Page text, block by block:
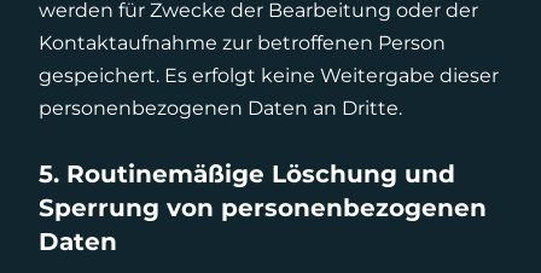
werden für Zwecke der Bearbeitung oder der
Kontaktaufnahme zur betroffenen Person
gespeichert. Es erfolgt keine Weitergabe dieser
personenbezogenen Daten an Dritte.
5. Routinemäßige Löschung und
Sperrung von personenbezogenen
Daten